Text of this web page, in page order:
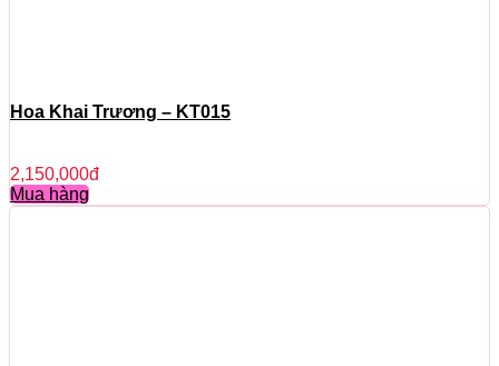
Hoa Khai Trương – KT015
2,150,000đ
Mua hàng